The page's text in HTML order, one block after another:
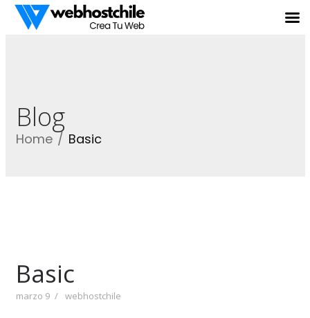
Blog
Home Basic
Basic
marzo 9 webhostchile